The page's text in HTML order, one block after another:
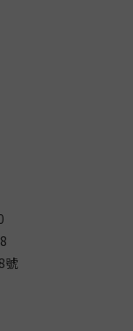
號